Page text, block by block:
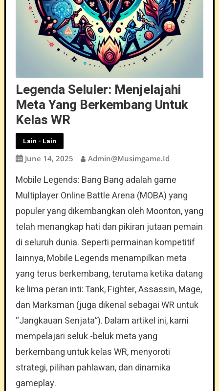
Legenda Seluler: Menjelajahi
Meta Yang Berkembang Untuk
Kelas WR
Lain - Lain
June 14, 2025 Admin@musimgame.id
Mobile Legends: Bang Bang adalah game
Multiplayer Online Battle Arena (MOBA) yang
populer yang dikembangkan oleh Moonton, yang
telah menangkap hati dan pikiran jutaan pemain
di seluruh dunia. Seperti permainan kompetitif
lainnya, Mobile Legends menampilkan meta
yang terus berkembang, terutama ketika datang
ke lima peran inti: Tank, Fighter, Assassin, Mage,
dan Marksman (juga dikenal sebagai WR untuk
“Jangkauan Senjata”). Dalam artikel ini, kami
mempelajari seluk -beluk meta yang
berkembang untuk kelas WR, menyoroti
strategi, pilihan pahlawan, dan dinamika
gameplay.